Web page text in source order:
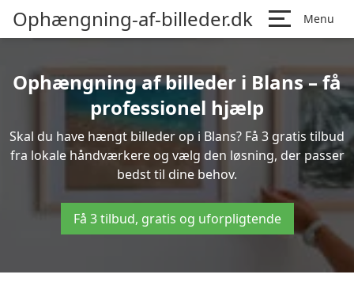
Ophængning-af-billeder.dk Menu
Ophængning af billeder i Blans – få
professionel hjælp
Skal du have hængt billeder op i Blans? Få 3 gratis tilbud
fra lokale håndværkere og vælg den løsning, der passer
bedst til dine behov.
Få 3 tilbud, gratis og uforpligtende